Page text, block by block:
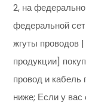
2, на
федеральной
жгуты проводов
продукции]
провод и
ниже; Если у